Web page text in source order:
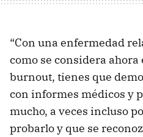
“Con una enfermedad
como se considera
burnout, tienes que
con informes médicos y
mucho, a veces incluso
probarlo y que se